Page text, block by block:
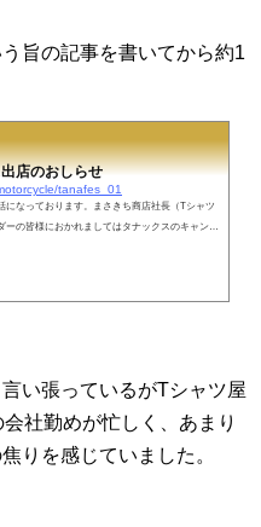
旨の記事を書いてから約1
店のおしらせ
tanafes_01
になっております。まさきち商店社長（Tシャツ
ーの皆様におかれましてはタナックスのキャンピ
い張っているがTシャツ屋
社勤めが忙しく、あまり
りを感じていました。